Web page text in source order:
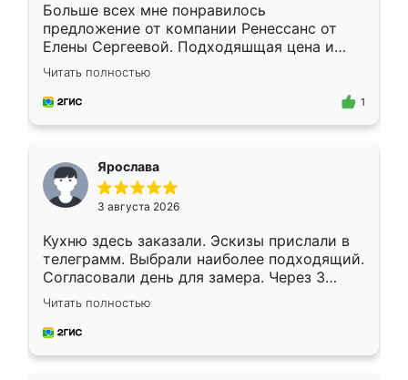
Больше всех мне понравилось
предложение от компании Ренессанс от
Елены Сергеевой. Подходяшщая цена и
короткие сроки изготовления. Приехавший
для замера сотрудник Владислав
предложил по моему эскизу самый
Читать полностью
1
Ярослава
3 августа 2026
Кухню здесь заказали. Эскизы прислали в
телеграмм. Выбрали наиболее подходящий.
Согласовали день для замера. Через 3
недели кухня была уже готова. Остались
довольны работой. Спасибо Ренессанс
мебель за качественную работу!
Читать полностью